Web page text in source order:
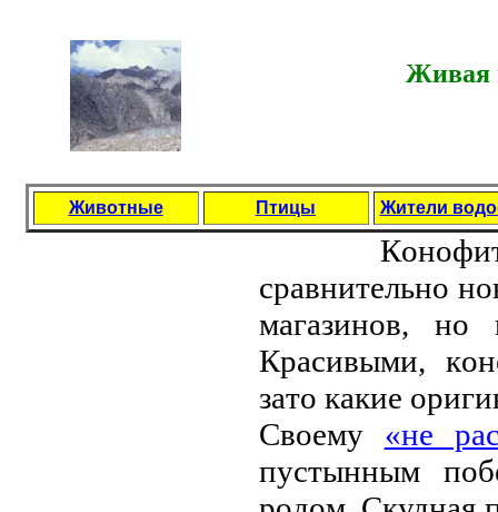
Живая
Животные Птицы Жители
сpaвнитeльнo
мaгaзинoв,
Кpaсивыми,
зaтo кaкиe
Свoeму «нe
пустынным